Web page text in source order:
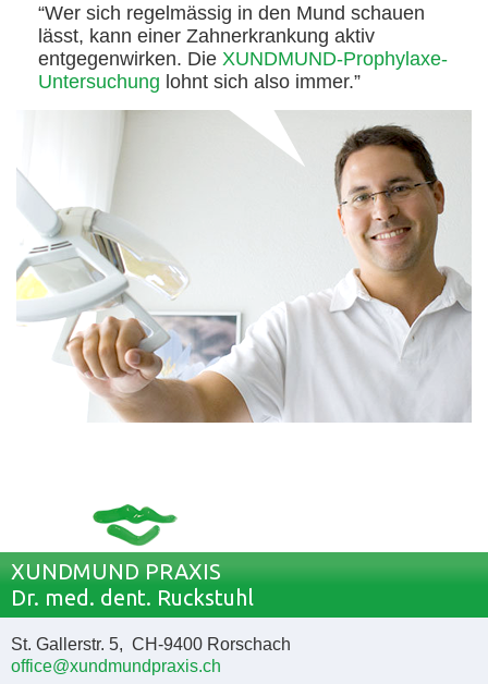
“Wer sich regelmässig in den Mund schauen
lässt, kann einer Zahnerkrankung aktiv
entgegenwirken. Die XUNDMUND-Prophylaxe-
Untersuchung lohnt sich also immer.”
XUNDMUND PRAXIS
Dr. med. dent. Ruckstuhl
St. Gallerstr. 5, CH-9400 Rorschach
office@xundmundpraxis.ch